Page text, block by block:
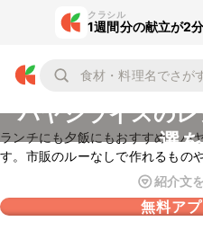
クラシル
1週間分の献立が2
ハヤシライスの
選
ランチにも夕飯にもおすすめ！ハ
す。市販のルーなしで作れるもの
しめるものなどを幅広くピックア
レンジしたレシピも人気ですよ。
紹介文
無料ア